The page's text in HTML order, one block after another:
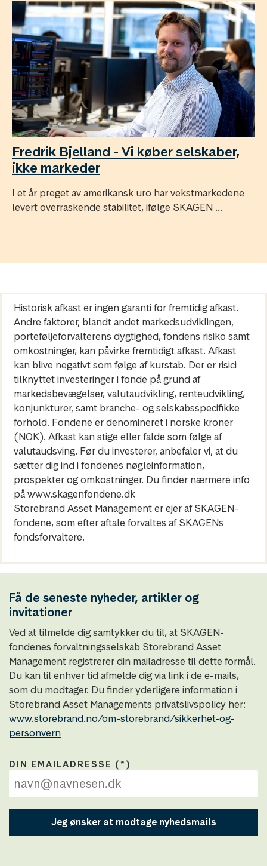
Fredrik Bjelland - Vi køber selskaber,
ikke markeder
I et år preget av amerikansk uro har vekstmarkedene
levert overraskende stabilitet, ifølge SKAGEN ...
Historisk afkast er ingen garanti for fremtidig afkast.
Andre faktorer, blandt andet markedsudviklingen,
porteføljeforvalterens dygtighed, fondens risiko samt
omkostninger, kan påvirke fremtidigt afkast. Afkast
kan blive negativt som følge af kurstab. Der er risici
tilknyttet investeringer i fonde på grund af
markedsbevægelser, valutaudvikling, renteudvikling,
konjunkturer, samt branche- og selskabsspecifikke
forhold. Fondene er denomineret i norske kroner
(NOK). Afkast kan stige eller falde som følge af
valutaudsving. Før du investerer, anbefaler vi, at du
sætter dig ind i fondenes nøgleinformation,
prospekter og omkostninger. Du finder nærmere info
på www.skagenfondene.dk
Storebrand Asset Management er ejer af SKAGEN-
fondene, som efter aftale forvaltes af SKAGENs
fondsforvaltere.
Få de seneste nyheder, artikler og
invitationer
Ved at tilmelde dig samtykker du til, at SKAGEN-
fondenes forvaltningsselskab Storebrand Asset
Management registrerer din mailadresse til dette formål.
Du kan til enhver tid afmelde dig via link i de e-mails,
som du modtager. Du finder yderligere information i
Storebrand Asset Managements privatslivspolicy her:
www.storebrand.no/om-storebrand/sikkerhet-og-
personvern
DIN EMAILADRESSE
Jeg ønsker at modtage nyhedsmails